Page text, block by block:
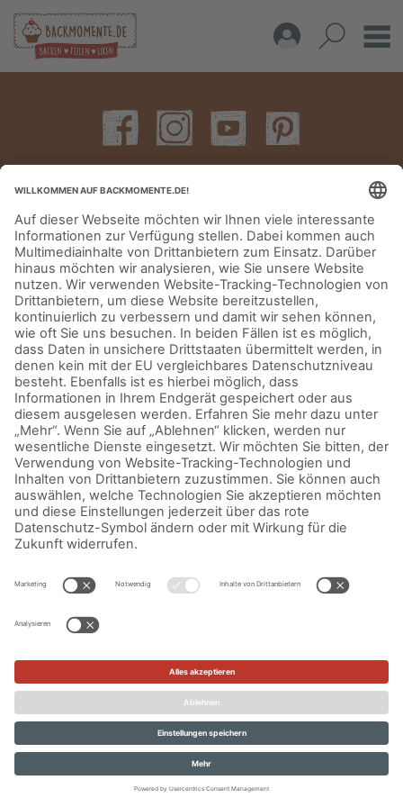
IMPRESSUM DATENSCHUTZERKLÄRUNG AGB KONTAKT
© Aurora Mühlen GmbH - Trettaustraße 49 – D-21107 Hamburg